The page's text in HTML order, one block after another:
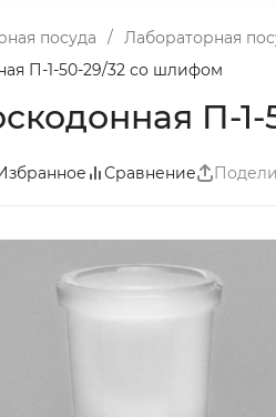
посуда / Лабораторная
П-1-50-29/32 со шлифом
П-
Сравнение